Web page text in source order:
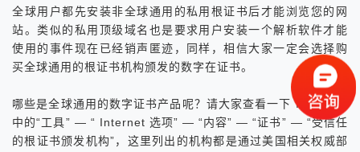
全球用户都先安装非全球通用的私用根证书后才能浏览您的网
站。类似的私用顶级域名也是要求用户安装一个解析软件才能
使用的事件现在已经销声匿迹，同样，相信大家一定会选择购
买全球通用的根证书机构颁发的数字在证书。
哪些是全球通用的数字证书产品呢？请大家查看一下 IE 浏览器
中的“工具” — “ Internet 选项” — “内容” — “证书” — “受信任
的根证书颁发机构”，这里列出的机构都是通过美国相关权威部